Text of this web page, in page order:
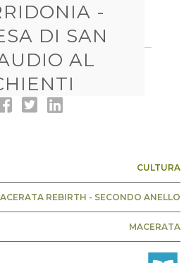
-
DI SAN
AL
CULTURA
REBIRTH - SECONDO ANELLO
MACERATA